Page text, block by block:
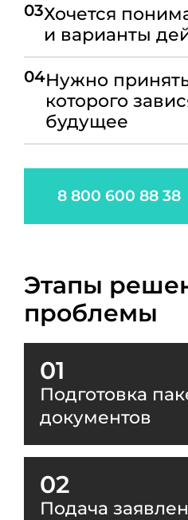
03Хочется
и варианты
04Нужно
которого
будущее
8 800 600 88 38
Этапы
проблемы
01
Подготовка
документов
02
Подача